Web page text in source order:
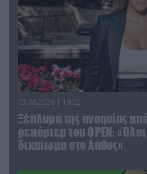
03.08.2026 | 19:02
Ξέπλυμα της ανοησίας
ρεπόρτερ του ΟΡΕΝ:
δικαίωμα στο λάθος»